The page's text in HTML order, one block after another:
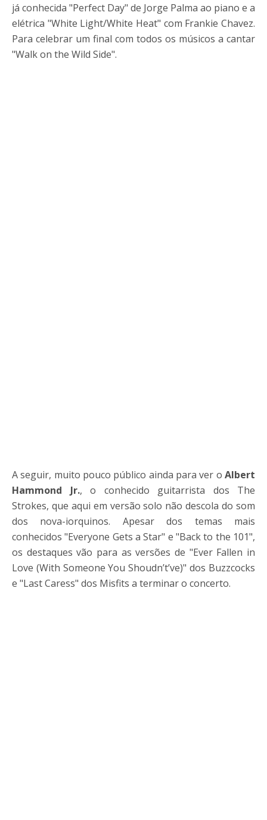
já conhecida "Perfect Day" de Jorge Palma ao piano e a
elétrica "White Light/White Heat" com Frankie Chavez.
Para celebrar um final com todos os músicos a cantar
"Walk on the Wild Side".
A seguir, muito pouco público ainda para ver o Albert
Hammond Jr., o conhecido guitarrista dos The
Strokes, que aqui em versão solo não descola do som
dos nova-iorquinos. Apesar dos temas mais
conhecidos "Everyone Gets a Star" e "Back to the 101",
os destaques vão para as versões de "Ever Fallen in
Love (With Someone You Shoudn’t’ve)" dos Buzzcocks
e "Last Caress" dos Misfits a terminar o concerto.